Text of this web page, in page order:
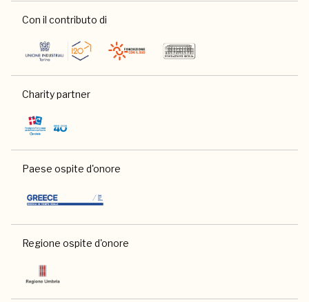
Con il contributo di
Charity partner
Paese ospite d'onore
Regione ospite d'onore